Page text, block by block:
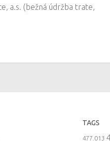
a.s. (bežná údržba trate,
TAGS
477.013